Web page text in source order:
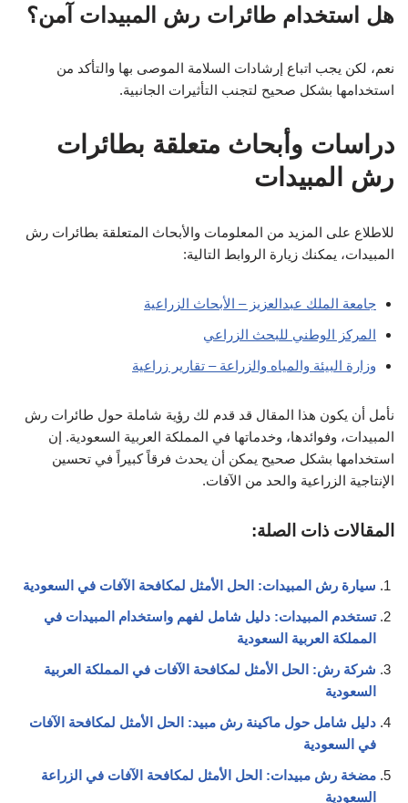
هل استخدام طائرات رش المبيدات آمن؟
نعم، لكن يجب اتباع إرشادات السلامة الموصى بها والتأكد من
استخدامها بشكل صحيح لتجنب التأثيرات الجانبية.
دراسات وأبحاث متعلقة بطائرات
رش المبيدات
للاطلاع على المزيد من المعلومات والأبحاث المتعلقة بطائرات رش
المبيدات، يمكنك زيارة الروابط التالية:
جامعة الملك عبدالعزيز – الأبحاث الزراعية
المركز الوطني للبحث الزراعي
وزارة البيئة والمياه والزراعة – تقارير زراعية
نأمل أن يكون هذا المقال قد قدم لك رؤية شاملة حول طائرات رش
المبيدات، وفوائدها، وخدماتها في المملكة العربية السعودية. إن
استخدامها بشكل صحيح يمكن أن يحدث فرقاً كبيراً في تحسين
الإنتاجية الزراعية والحد من الآفات.
المقالات ذات الصلة:
سيارة رش المبيدات: الحل الأمثل لمكافحة الآفات في السعودية
تستخدم المبيدات: دليل شامل لفهم واستخدام المبيدات في
المملكة العربية السعودية
شركة رش: الحل الأمثل لمكافحة الآفات في المملكة العربية
السعودية
دليل شامل حول ماكينة رش مبيد: الحل الأمثل لمكافحة الآفات
في السعودية
مضخة رش مبيدات: الحل الأمثل لمكافحة الآفات في الزراعة
السعودية